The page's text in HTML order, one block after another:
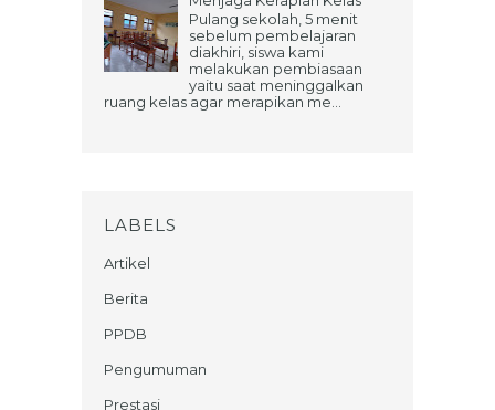
Pulang sekolah, 5 menit
sebelum pembelajaran
diakhiri, siswa kami
melakukan pembiasaan
yaitu saat meninggalkan
ruang kelas agar merapikan me...
LABELS
Artikel
Berita
PPDB
Pengumuman
Prestasi